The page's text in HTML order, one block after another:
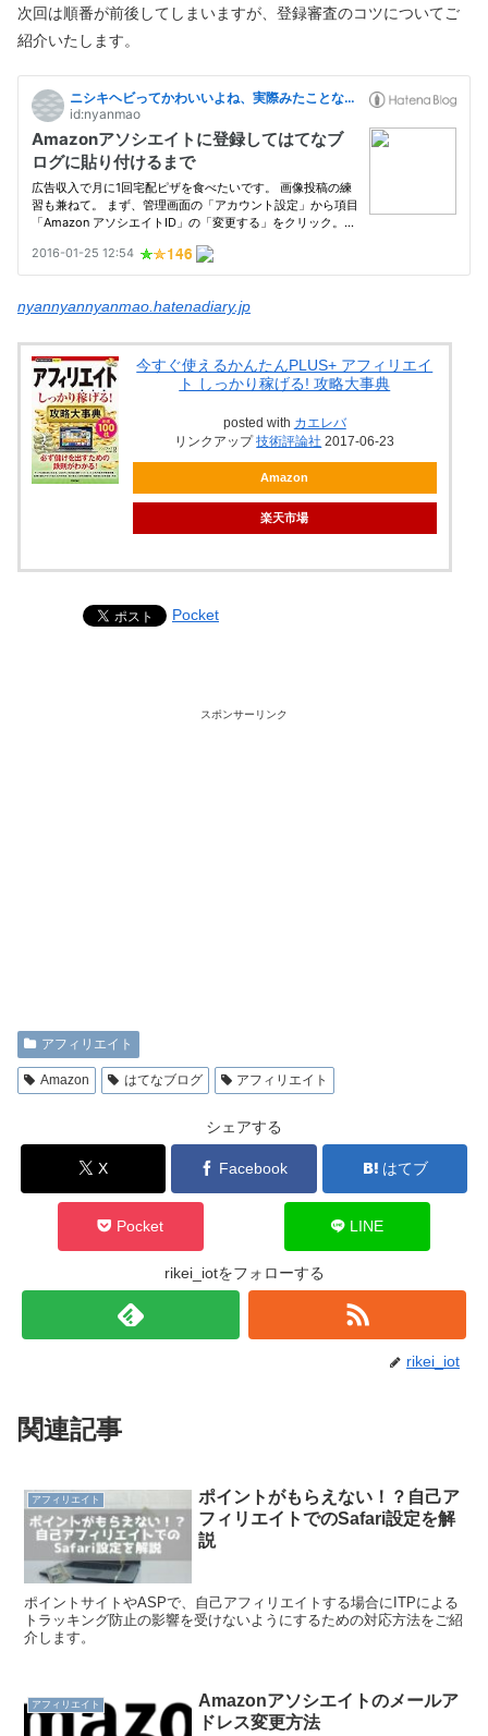
次回は順番が前後してしまいますが、登録審査のコツについてご
紹介いたします。
nyannyannyanmao.hatenadiary.jp
今すぐ使えるかんたんPLUS+ アフィリエイ
ト しっかり稼げる! 攻略大事典
posted with カエレバ
リンクアップ技術評論社 2017-06-23
Amazon
楽天市場
Pocket
スポンサーリンク
アフィリエイト
Amazon はてなブログ アフィリエイト
シェアする
X Facebook はてブ
Pocket LINE
rikei_iotをフォローする
rikei_iot
関連記事
アフィリエイト
ポイントがもらえない！？自己ア
フィリエイトでのSafari設定を解
説
ポイントサイトやASPで、自己アフィリエイトする場合にITPによる
トラッキング防止の影響を受けないようにするための対応方法をご紹
介します。
アフィリエイト
Amazonアソシエイトのメールア
ドレス変更方法